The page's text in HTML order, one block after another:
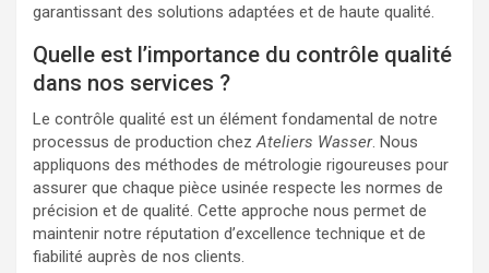
garantissant des solutions adaptées et de haute qualité.
Quelle est l’importance du contrôle qualité
dans nos services ?
Le contrôle qualité est un élément fondamental de notre
processus de production chezAteliers Wasser. Nous
appliquons des méthodes de métrologie rigoureuses pour
assurer que chaque pièce usinée respecte les normes de
précision et de qualité. Cette approche nous permet de
maintenir notre réputation d’excellence technique et de
fiabilité auprès de nos clients.